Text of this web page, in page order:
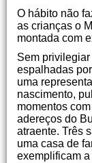
O hábito não
as crianças o
montada com
Sem
espalhadas
uma
nascimento,
momentos
adereços do
atraente. Três
uma casa de
exemplificam